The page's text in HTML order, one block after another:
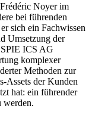
Noyer im
bei führenden
sich ein Fachwissen
Umsetzung der
ICS AG
komplexer
Methoden zur
Assets der Kunden
hat: ein führender
werden.